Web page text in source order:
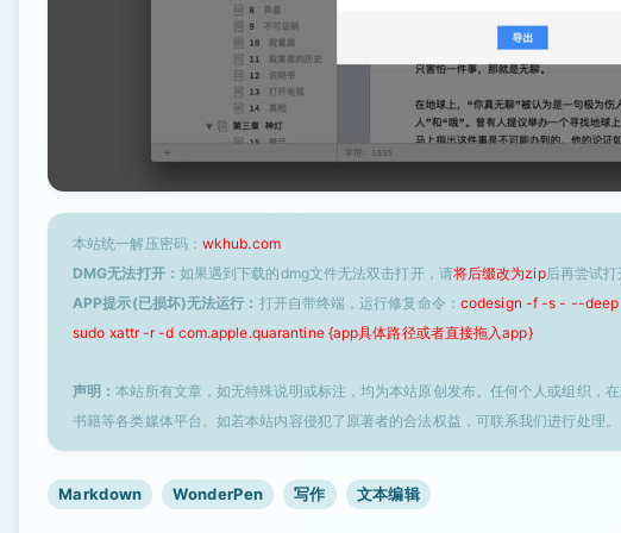
本站统一解压密码： wkhub.com
DMG无法打开： 如果遇到下载的dmg文件无法双击打开，请将后缀改为zip后再尝试打
APP提示(已损坏)无法运行： 打开自带终端，运行修复命令： codesign -f -s - --deep
sudo xattr -r -d com.apple.quarantine {app具体路径或者直接拖入app}
声明：本站所有文章，如无特殊说明或标注，均为本站原创发布。任何个人或组织，
书籍等各类媒体平台。如若本站内容侵犯了原著者的合法权益，可联系我们进行处理。
Markdown WonderPen 写作 文本编辑